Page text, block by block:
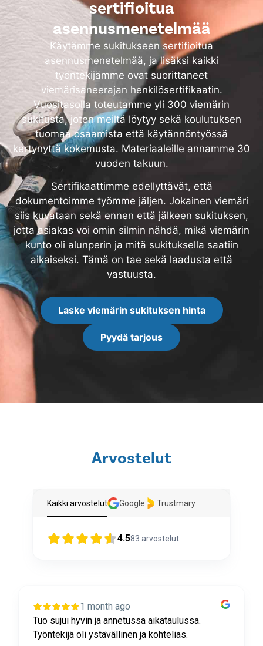
sertifioitua
asennusmenetelmää
Käytämme sukitukseen sertifioitua
asennusmenetelmää, ja lisäksi kaikki
työntekijämme ovat suorittaneet
viemärisaneerajan henkilösertifikaatin.
Vuositasolla toteutamme yli 300 viemärin
sukitusta, joten meiltä löytyy sekä koulutuksen
tuomaa osaamista että käytännöntyössä
kertynyttä kokemusta. Materiaaleille annamme 30
vuoden takuun.
Sertifikaattimme edellyttävät, että
dokumentoimme työmme jäljen. Jokainen viemäri
siis kuvataan sekä ennen että jälkeen sukituksen,
jotta asiakas voi omin silmin nähdä, mikä viemärin
kunto oli alunperin ja mitä sukituksella saatiin
aikaiseksi. Tämä on tae sekä laadusta että
vastuusta.
Laske viemärin sukituksen hinta
Pyydä tarjous
Arvostelut
Kaikki arvostelut Google Trustmary
4.583 arvostelut
1 month ago
Tuo sujui hyvin ja annetussa aikataulussa.
Työntekijä oli ystävällinen ja kohtelias.